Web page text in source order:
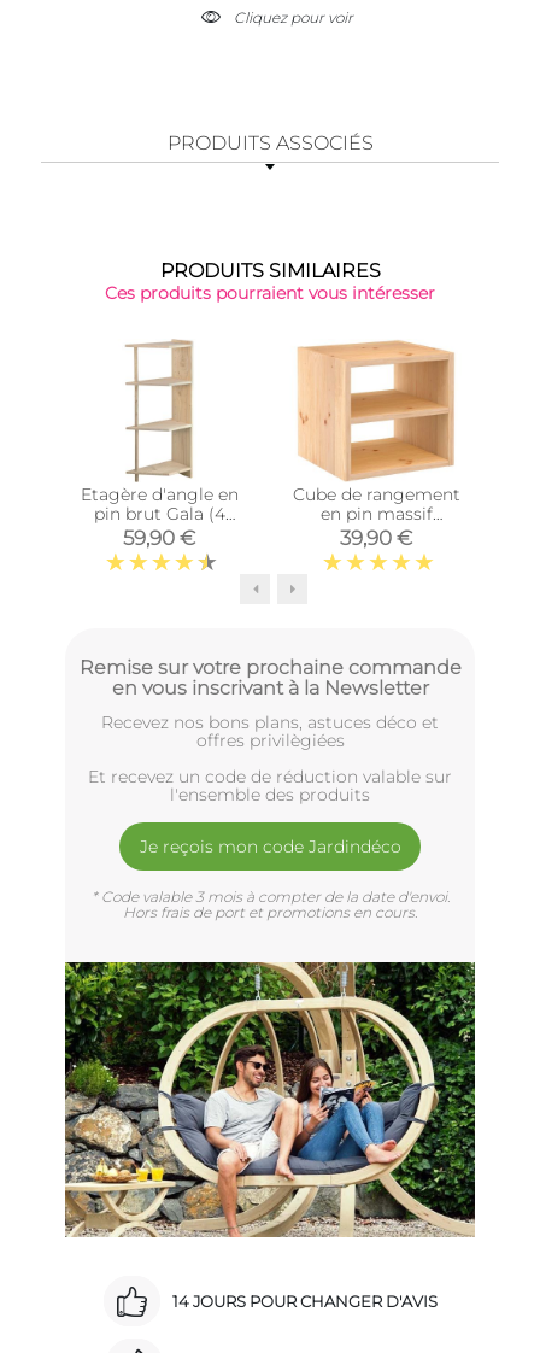
Cliquez pour voir
PRODUITS ASSOCIÉS
PRODUITS SIMILAIRES
Ces produits pourraient vous intéresser
Etagère d'angle en
pin brut Gala (4
tablettes)
59,90 €
Cube de rangement
en pin massif
Dinamic (Tablette
intermédiaire)
39,90 €
Remise sur votre prochaine commande
en vous inscrivant à la Newsletter
Recevez nos bons plans, astuces déco et
offres privilègiées
Et recevez un code de réduction valable sur
l'ensemble des produits
Je reçois mon code Jardindéco
* Code valable 3 mois à compter de la date d'envoi.
Hors frais de port et promotions en cours.
14 JOURS POUR CHANGER D'AVIS